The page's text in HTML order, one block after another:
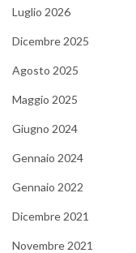
Luglio 2026
Dicembre 2025
Agosto 2025
Maggio 2025
Giugno 2024
Gennaio 2024
Gennaio 2022
Dicembre 2021
Novembre 2021